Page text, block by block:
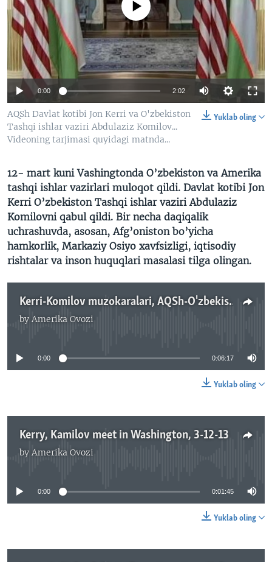
VIDEO
XABARLAR SURATLARDA
ODNOKLASSNIKI
TELEGRAM
TWITTER
SOUNDCLOUD
VOA
No media source currently available
0:00 2:02
Yuklab oling
AQSh Davlat kotibi Jon Kerri va O'zbekiston
Tashqi ishlar vaziri Abdulaziz Komilov...
Videoning tarjimasi quyidagi matnda...
12- mart kuni Vashingtonda O’zbekiston va Amerika
tashqi ishlar vazirlari muloqot qildi. Davlat kotibi Jon
Kerri O’zbekiston Tashqi ishlar vaziri Abdulaziz
Komilovni qabul qildi. Bir necha daqiqalik
uchrashuvda, asosan, Afg’oniston bo’yicha
hamkorlik, Markaziy Osiyo xavfsizligi, iqtisodiy
rishtalar va inson huquqlari masalasi tilga olingan.
Kerri-Komilov muzokaralari, AQSh-O'zbekiston/Navbahor Imamova
by Amerika Ovozi
No media source currently available
0:00 0:06:17
Yuklab oling
Kerry, Kamilov meet in Washington, 3-12-13
by Amerika Ovozi
No media source currently available
0:00 0:01:45
Yuklab oling